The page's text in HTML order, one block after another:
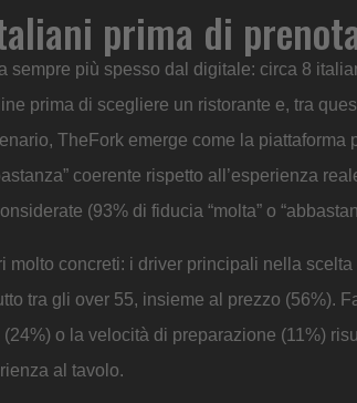
prima di
più spesso dal digitale: circa 8
prima di scegliere un ristorante e, tra
TheFork emerge come la piattaforma
coerente rispetto all’esperienza
(93% di fiducia “molta” o
concreti: i driver principali nella
tra gli over 55, insieme al prezzo (56%).
o la velocità di preparazione (11%)
al tavolo.